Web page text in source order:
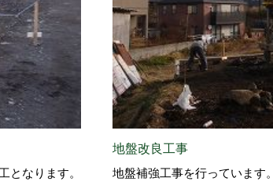
となります。
地盤改良工事
地盤補強工事を行っています